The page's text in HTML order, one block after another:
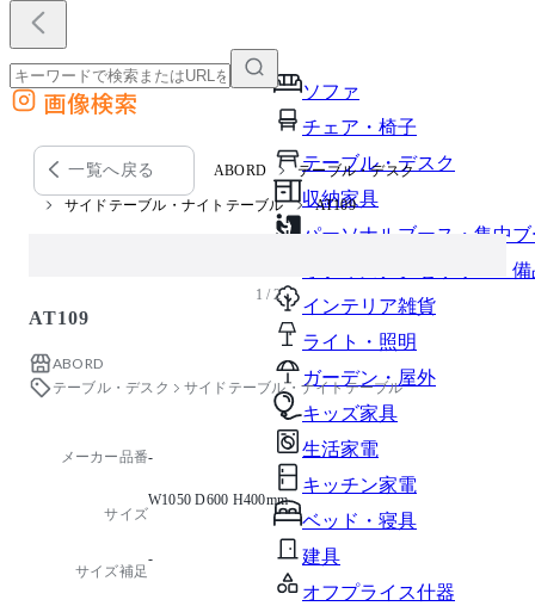
ソファ
チェア・椅子
テーブル・デスク
収納家具
パーソナルブース・集中
オフィスアクセサリー・
インテリア雑貨
ライト・照明
ガーデン・屋外
キッズ家具
生活家電
キッチン家電
ベッド・寝具
建具
オフプライス什器
外部サイトの商品をカートに追加
他のサイトで見つけた商品ページのURLを貼り付けて、カートに追加できます
画像検索
一覧へ戻る ABORD テーブル・デスク
サイドテーブル・ナイトテーブル AT109
1 / 2
AT109
ABORD
テーブル・デスク
サイドテーブル・ナイトテーブル
メーカー品番-
サイズ
W1050 D600 H400mm
サイズ補足
-